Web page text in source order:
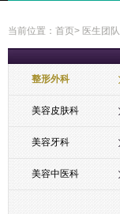
当前位置： 首页> 医生团队
整形外科
美容皮肤科
美容牙科
美容中医科